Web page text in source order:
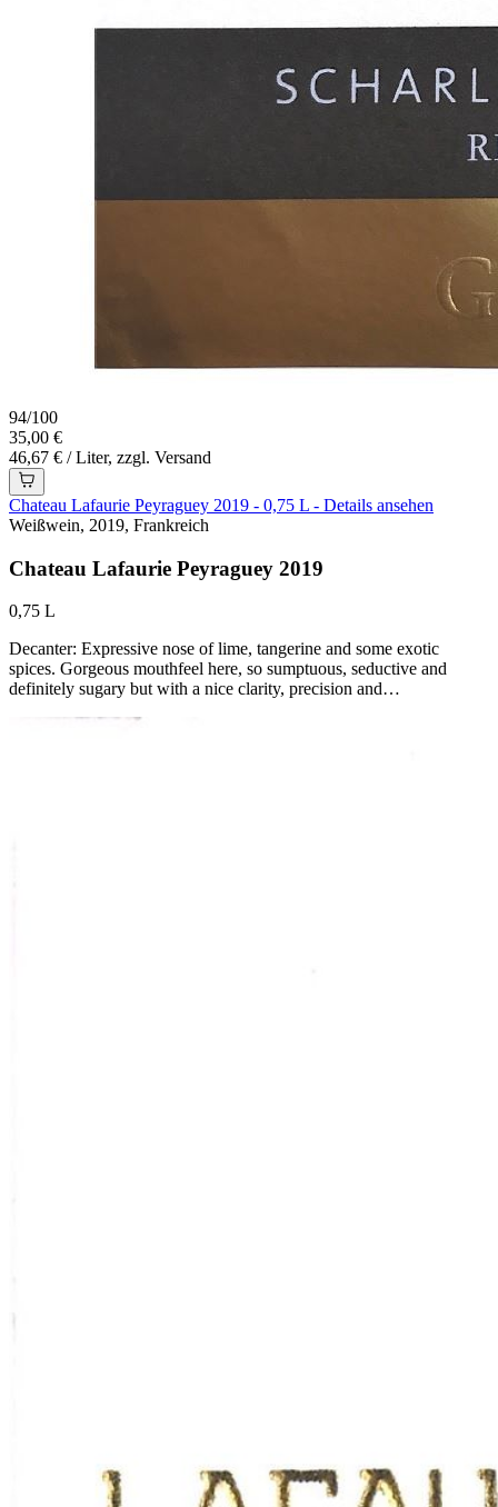
94/100
35,00 €
46,67 € / Liter, zzgl. Versand
Chateau Lafaurie Peyraguey 2019 - 0,75 L - Details ansehen
Weißwein, 2019, Frankreich
Chateau Lafaurie Peyraguey 2019
0,75 L
Decanter: Expressive nose of lime, tangerine and some exotic
spices. Gorgeous mouthfeel here, so sumptuous, seductive and
definitely sugary but with a nice clarity, precision and…